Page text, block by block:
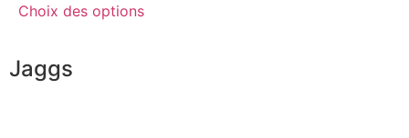
Choix des options
Jaggs